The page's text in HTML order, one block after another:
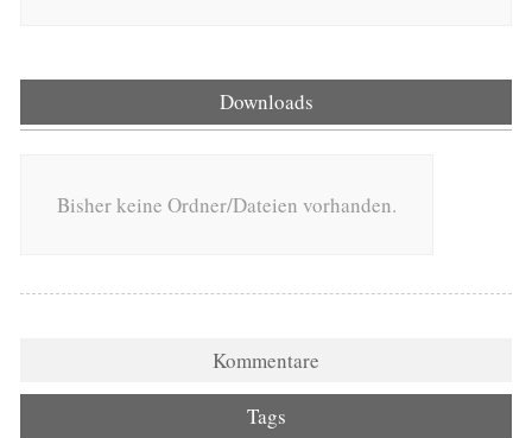
Downloads
Bisher keine Ordner/Dateien vorhanden.
Kommentare
Tags